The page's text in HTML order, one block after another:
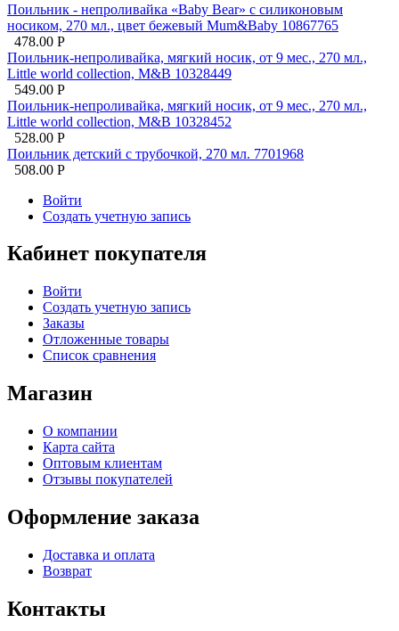
Поильник - непроливайка «Baby Bear» с силиконовым
носиком, 270 мл., цвет бежевый Mum&Baby 10867765
478.00 Р
Поильник-непроливайка, мягкий носик, от 9 мес., 270 мл.,
Little world collection, M&B 10328449
549.00 Р
Поильник-непроливайка, мягкий носик, от 9 мес., 270 мл.,
Little world collection, M&B 10328452
528.00 Р
Поильник детский с трубочкой, 270 мл. 7701968
508.00 Р
Войти
Создать учетную запись
Кабинет покупателя
Войти
Создать учетную запись
Заказы
Отложенные товары
Список сравнения
Магазин
О компании
Карта сайта
Оптовым клиентам
Отзывы покупателей
Оформление заказа
Доставка и оплата
Возврат
Контакты